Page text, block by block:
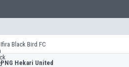
Ifira Black Bird FC
PNG Hekari United